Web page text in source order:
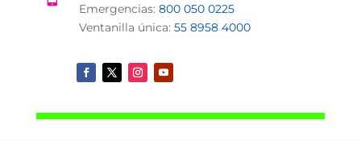
Emergencias: 800 050 0225
Ventanilla única: 55 8958 4000